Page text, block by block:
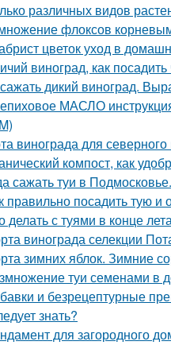
различных видов
флоксов
цветок уход в
виноград, как
дикий виноград.
МАСЛО
винограда для
компост, как
сажать туи в
правильно посадить тую и
делать с туями в конце
винограда селекции
зимних яблок. Зимние
туи семенами в
и безрецептурные
знать?
для загородного